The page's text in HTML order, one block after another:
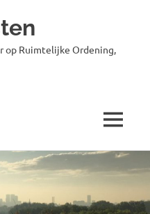
op Ruimtelijke Ordening,
MENU